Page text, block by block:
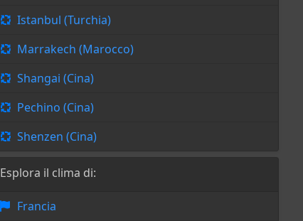
Istanbul (Turchia)
Marrakech (Marocco)
Shangai (Cina)
Pechino (Cina)
Shenzen (Cina)
Esplora il clima di:
Francia